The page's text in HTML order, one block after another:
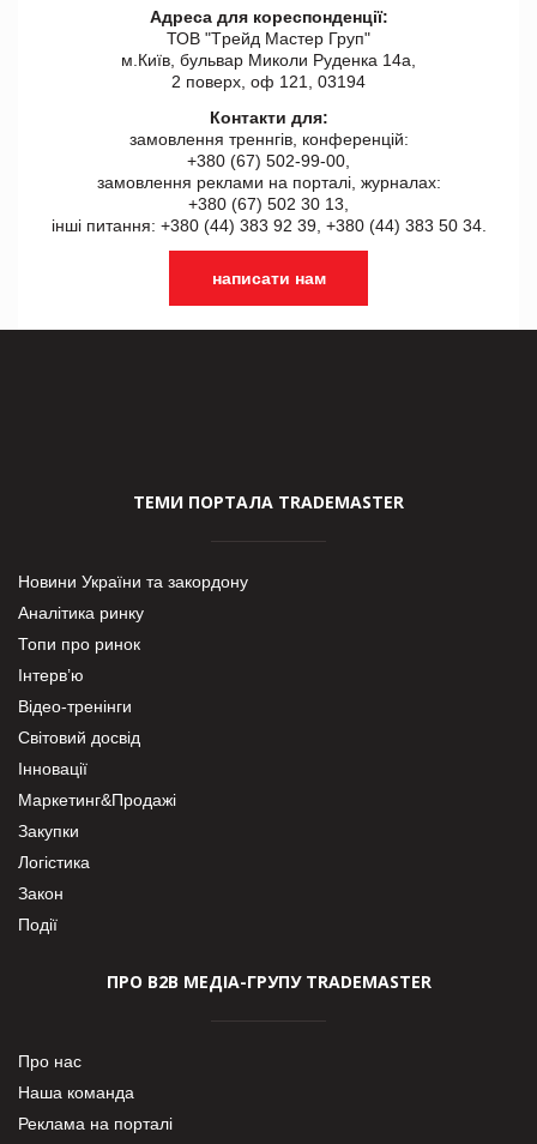
Адреса для кореспонденції:
ТОВ "Tрейд Мастер Груп"
м.Київ, бульвар Миколи Руденка 14а,
2 поверх, оф 121, 03194
Контакти для:
замовлення треннгів, конференцій:
+380 (67) 502-99-00,
замовлення реклами на порталі, журналах:
+380 (67) 502 30 13,
інші питання: +380 (44) 383 92 39, +380 (44) 383 50 34.
написати нам
ТЕМИ ПОРТАЛА TRADEMASTER
Новини України та закордону
Аналітика ринку
Топи про ринок
Інтерв’ю
Відео-тренінги
Світовий досвід
Інновації
Маркетинг&Продажі
Закупки
Логістика
Закон
Події
ПРО В2В МЕДІА-ГРУПУ TRADEMASTER
Про нас
Наша команда
Реклама на порталі